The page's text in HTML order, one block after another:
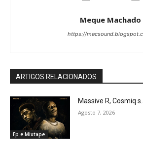
Meque Machado
https://
ARTIGOS RELACIONADOS
Ep e Mixtape
Massive R, Cosmiq
Agosto 7, 2026